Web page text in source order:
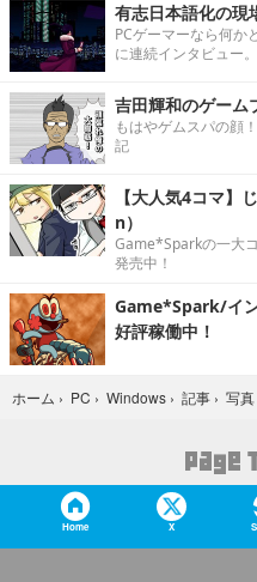
有志日本語化の現
PCゲーマーなら何か
に連続インタビュー。
吉田輝和のゲーム
もはやゲムスパの顔
記
【大人気4コマ
n）
Game*Sparkの一大
発売中！
Game*Spark/イ
好評稼働中！
ホーム › PC › Windows › 記事 › 写
Home X